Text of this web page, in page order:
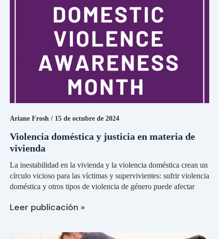
Ariane Frosh / 15 de octubre de 2024
Violencia doméstica y justicia en materia de
vivienda
La inestabilidad en la vivienda y la violencia doméstica crean un
círculo vicioso para las víctimas y supervivientes: sufrir violencia
doméstica y otros tipos de violencia de género puede afectar
Leer publicación »